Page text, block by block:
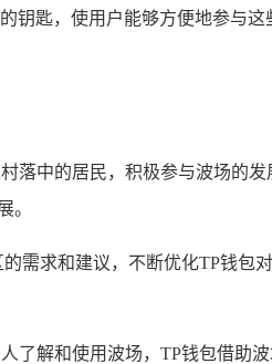
钥匙，使用户能够方便地参与
落中的居民，积极参与波场的
。
需求和建议，不断优化TP钱包
了解和使用波场，TP钱包借助